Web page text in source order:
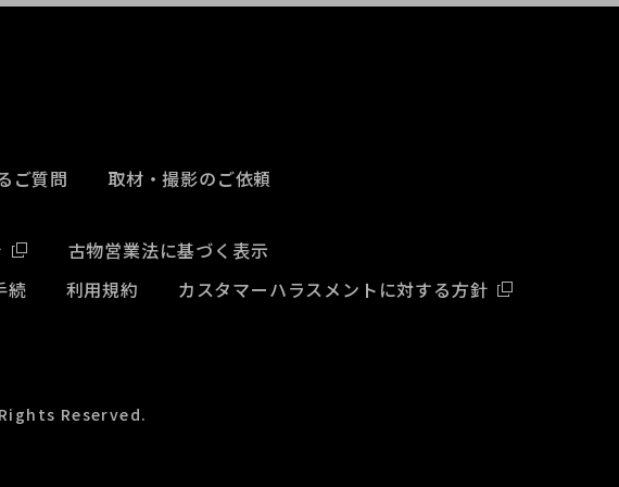
ご質問 取材・撮影のご依頼
古物営業法に基づく表示
続
利用規約 カスタマーハラスメントに対する方針
Reserved.